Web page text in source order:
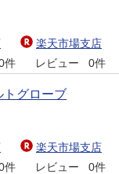
楽天市場支店
件 レビュー 0件
トグローブ
楽天市場支店
件 レビュー 0件